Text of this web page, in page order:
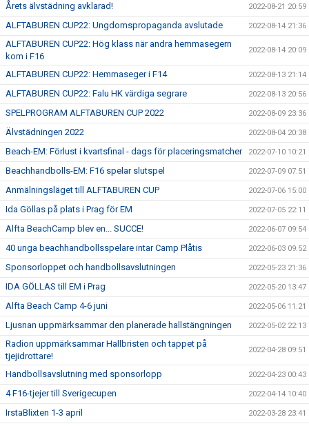
Årets älvstädning avklarad! 2022-08-21 20:59
ALFTABUREN CUP22: Ungdomspropaganda avslutade 2022-08-14 21:36
ALFTABUREN CUP22: Hög klass när andra hemmasegern
kom i F16
2022-08-14 20:09
ALFTABUREN CUP22: Hemmaseger i F14 2022-08-13 21:14
ALFTABUREN CUP22: Falu HK värdiga segrare 2022-08-13 20:56
SPELPROGRAM ALFTABUREN CUP 2022 2022-08-09 23:36
Älvstädningen 2022 2022-08-04 20:38
Beach-EM: Förlust i kvartsfinal - dags för placeringsmatcher 2022-07-10 10:21
Beachhandbolls-EM: F16 spelar slutspel 2022-07-09 07:51
Anmälningsläget till ALFTABUREN CUP 2022-07-06 15:00
Ida Göllas på plats i Prag för EM 2022-07-05 22:11
Alfta BeachCamp blev en... SUCCE! 2022-06-07 09:54
40 unga beachhandbollsspelare intar Camp Plåtis 2022-06-03 09:52
Sponsorloppet och handbollsavslutningen 2022-05-23 21:36
IDA GÖLLAS till EM i Prag 2022-05-20 13:47
Alfta Beach Camp 4-6 juni 2022-05-06 11:21
Ljusnan uppmärksammar den planerade hallstängningen 2022-05-02 22:13
Radion uppmärksammar Hallbristen och tappet på
tjejidrottare!
2022-04-28 09:51
Handbollsavslutning med sponsorlopp 2022-04-23 00:43
4 F16-tjejer till Sverigecupen 2022-04-14 10:40
IrstaBlixten 1-3 april 2022-03-28 23:41